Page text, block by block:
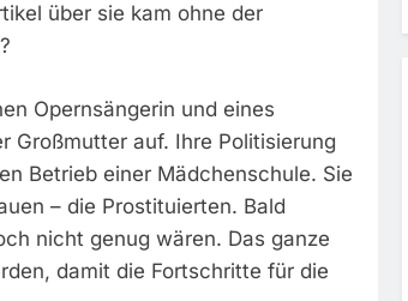
über sie kam ohne der
Opernsängerin und eines
Großmutter auf. Ihre Politisierung
Betrieb einer Mädchenschule. Sie
– die Prostituierten. Bald
nicht genug wären. Das ganze
damit die Fortschritte für die